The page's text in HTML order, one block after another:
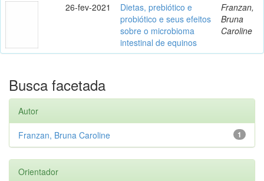
26-fev-2021
Dietas, prebiótico e
probiótico e seus efeitos
sobre o microbioma
intestinal de equinos
Franzan,
Bruna
Caroline
Busca facetada
Autor
1
Franzan, Bruna Caroline
Orientador